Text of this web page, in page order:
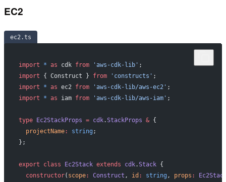
EC2
ec2.ts
import * as cdk from 'aws-cdk-lib' ;
import { Construct } from 'constructs' ;
import * as ec2 from 'aws-cdk-lib/aws-ec2' ;
import * as iam from 'aws-cdk-lib/aws-iam' ;
type Ec2StackProps = cdk.StackProps & {
  projectName
: string ;
};
export class Ec2Stack extends cdk.Stack {
  constructor
( scope: Construct , id : string , props :